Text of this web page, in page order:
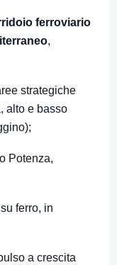
ferroviario
,
strategiche
alto e basso
Potenza,
ferro, in
a crescita